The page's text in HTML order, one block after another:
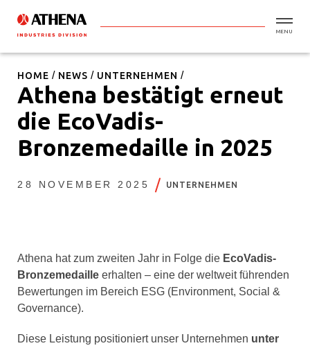
MENU
HOME NEWS UNTERNEHMEN
Athena bestätigt erneut
die EcoVadis-
Bronzemedaille in 2025
28 NOVEMBER 2025 UNTERNEHMEN
Athena hat zum zweiten Jahr in Folge die EcoVadis-
Bronzemedaille erhalten – eine der weltweit führenden
Bewertungen im Bereich ESG (Environment, Social &
Governance).
Diese Leistung positioniert unser Unternehmen unter